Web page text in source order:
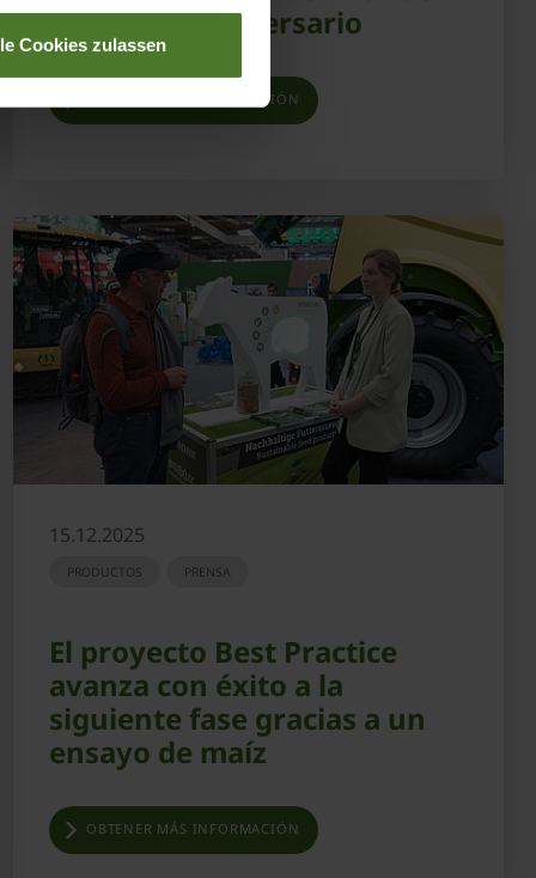
Cookies zulassen
celebra su aniversario
OBTENER MÁS INFORMACIÓN
15.12.2025
PRODUCTOS PRENSA
El proyecto Best Practice
avanza con éxito a la
siguiente fase gracias a un
ensayo de maíz
OBTENER MÁS INFORMACIÓN